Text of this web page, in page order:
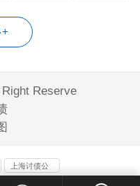
Reserve
上海讨债公